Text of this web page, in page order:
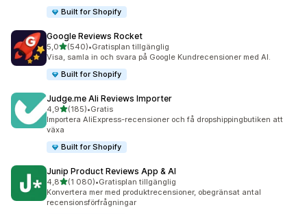
Built for Shopify
Google Reviews Rocket
5,0av 5 stjärnor
(540)
540 recensioner totalt
•Gratisplan tillgänglig
Visa, samla in och svara på Google Kundrecensioner med AI.
Built for Shopify
Judge.me Ali Reviews Importer
4,9av 5 stjärnor
(185)
185 recensioner totalt
•Gratis
Importera AliExpress-recensioner och få dropshippingbutiken att
växa
Built for Shopify
Junip Product Reviews App & AI
4,8av 5 stjärnor
(1 080)
1080 recensioner totalt
•Gratisplan tillgänglig
Konvertera mer med produktrecensioner, obegränsat antal
recensionsförfrågningar